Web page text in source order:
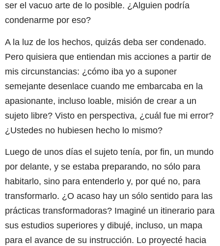
ser el vacuo arte de lo posible. ¿Alguien podría
condenarme por eso?
A la luz de los hechos, quizás deba ser condenado.
Pero quisiera que entiendan mis acciones a partir de
mis circunstancias: ¿cómo iba yo a suponer
semejante desenlace cuando me embarcaba en la
apasionante, incluso loable, misión de crear a un
sujeto libre? Visto en perspectiva, ¿cuál fue mi error?
¿Ustedes no hubiesen hecho lo mismo?
Luego de unos días el sujeto tenía, por fin, un mundo
por delante, y se estaba preparando, no sólo para
habitarlo, sino para entenderlo y, por qué no, para
transformarlo. ¿O acaso hay un sólo sentido para las
prácticas transformadoras? Imaginé un itinerario para
sus estudios superiores y dibujé, incluso, un mapa
para el avance de su instrucción. Lo proyecté hacia